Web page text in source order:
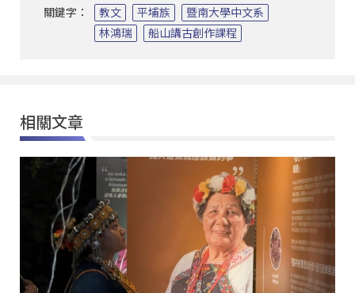
關鍵字： 教文 平埔族
暨南大學中文系
林鴻瑞
船山講古創作課程
相關文章